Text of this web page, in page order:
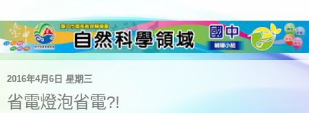
2016年4月6日 星期三
省電燈泡省電?!